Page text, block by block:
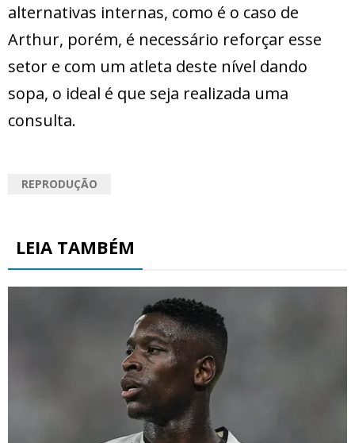
alternativas internas, como é o caso de
Arthur, porém, é necessário reforçar esse
setor e com um atleta deste nível dando
sopa, o ideal é que seja realizada uma
consulta.
REPRODUÇÃO
LEIA TAMBÉM